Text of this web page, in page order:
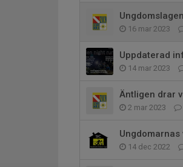
16 mar 2023
Uppdaterad
14 mar 2023
Äntligen drar
2 mar 2023
14 dec 2022